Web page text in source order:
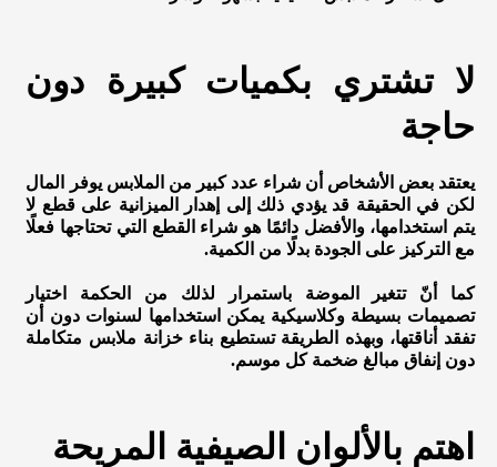
لا تشتري بكميات كبيرة دون
حاجة
يعتقد بعض الأشخاص أن شراء عدد كبير من الملابس يوفر المال
لكن في الحقيقة قد يؤدي ذلك إلى إهدار الميزانية على قطع لا
يتم استخدامها، والأفضل دائمًا هو شراء القطع التي تحتاجها فعلًا
مع التركيز على الجودة بدلًا من الكمية.
كما أنّ تتغير الموضة باستمرار لذلك من الحكمة اختيار
تصميمات بسيطة وكلاسيكية يمكن استخدامها لسنوات دون أن
تفقد أناقتها، وبهذه الطريقة تستطيع بناء خزانة ملابس متكاملة
دون إنفاق مبالغ ضخمة كل موسم.
اهتم بالألوان الصيفية المريحة